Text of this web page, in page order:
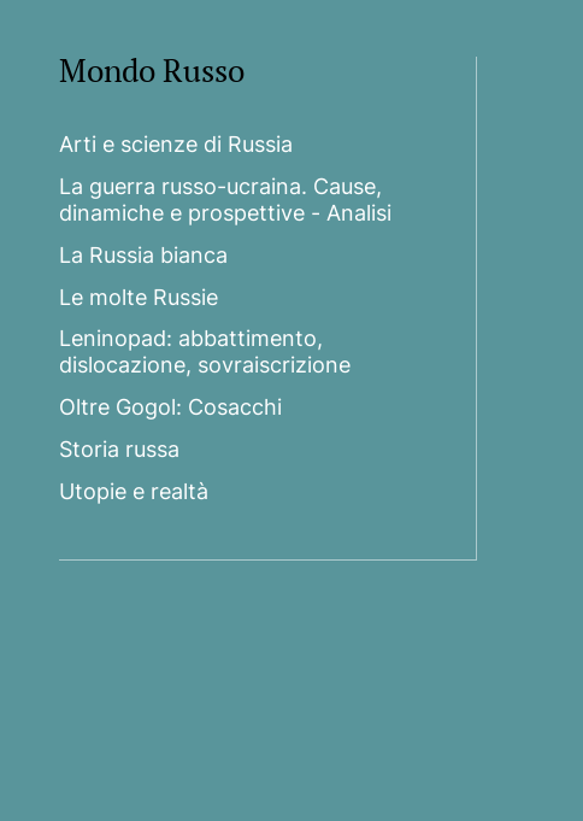
Mondo Russo
Arti e scienze di Russia
La guerra russo-ucraina. Cause,
dinamiche e prospettive - Analisi
La Russia bianca
Le molte Russie
Leninopad: abbattimento,
dislocazione, sovraiscrizione
Oltre Gogol: Cosacchi
Storia russa
Utopie e realtà